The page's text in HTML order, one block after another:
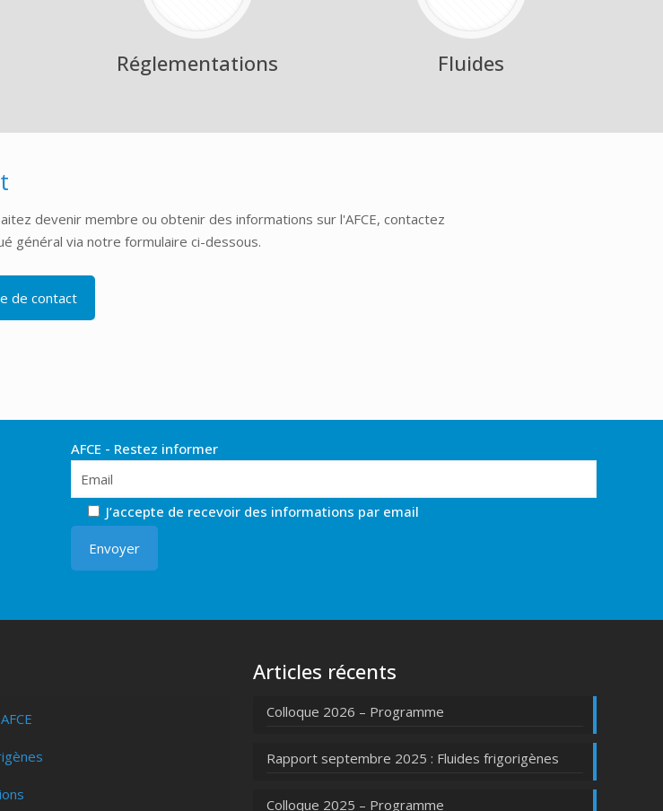
Réglementations Fluides
devenir membre ou obtenir des informations sur l'AFCE, contactez
général via notre formulaire ci-dessous.
de contact
AFCE - Restez informer
J’accepte de recevoir des informations par email
Articles récents
Colloque 2026 – Programme
Rapport septembre 2025 : Fluides frigorigènes
Colloque 2025 – Programme